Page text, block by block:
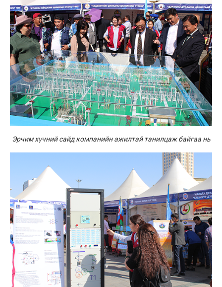
Эрчим хүчний сайд компанийн ажилтай танилцаж байгаа нь